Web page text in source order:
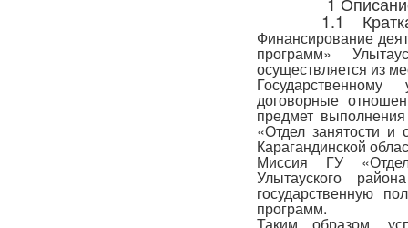
1.1
Финансирование
программ»
осуществляется из
договорные
предмет
«Отдел занятости и
Карагандинской
Миссия ГУ
Улытауского
государственную
программ.